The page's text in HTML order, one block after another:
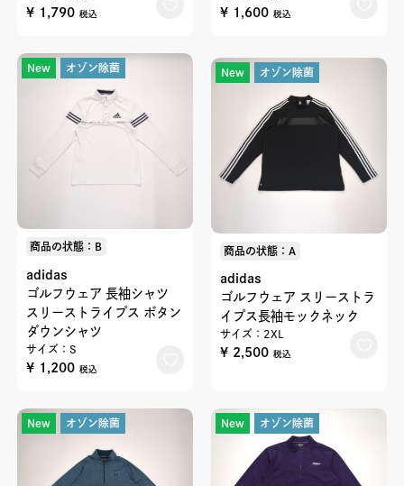
¥ 1,790 税込 ¥ 1,600 税込
New オゾン除菌
商品の状態：B
adidas
ゴルフウェア 長袖シャツ
スリーストライプス ボタン
ダウンシャツ
サイズ：S
¥ 1,200 税込
New オゾン除菌
商品の状態：A
adidas
ゴルフウェア スリーストラ
イプス長袖モックネック
サイズ：2XL
¥ 2,500 税込
New オゾン除菌 New オゾン除菌